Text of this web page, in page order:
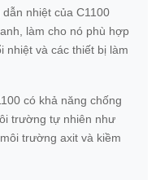
dẫn nhiệt của C1100
làm cho nó phù hợp
nhiệt và các thiết bị làm
có khả năng chống
trường tự nhiên như
trường axit và kiềm